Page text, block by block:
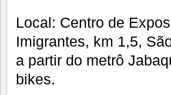
Local: Centro de
Imigrantes, km 1,5,
a partir do metrô
bikes.